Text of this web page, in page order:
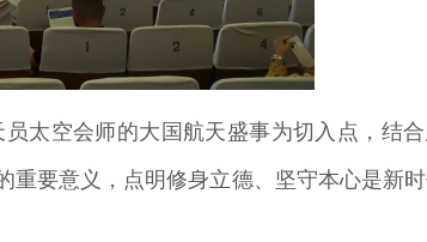
太空会师的大国航天盛事为切入点，结
重要意义，点明修身立德、坚守本心是新